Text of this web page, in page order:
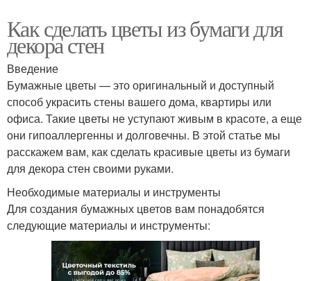
Как сделать цветы из бумаги для
декора стен
Введение
Бумажные цветы — это оригинальный и доступный
способ украсить стены вашего дома, квартиры или
офиса. Такие цветы не уступают живым в красоте, а еще
они гипоаллергенны и долговечны. В этой статье мы
расскажем вам, как сделать красивые цветы из бумаги
для декора стен своими руками.
Необходимые материалы и инструменты
Для создания бумажных цветов вам понадобятся
следующие материалы и инструменты: